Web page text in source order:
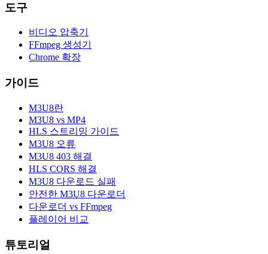
도구
비디오 압축기
FFmpeg 생성기
Chrome 확장
가이드
M3U8란
M3U8 vs MP4
HLS 스트리밍 가이드
M3U8 오류
M3U8 403 해결
HLS CORS 해결
M3U8 다운로드 실패
안전한 M3U8 다운로더
다운로더 vs FFmpeg
플레이어 비교
튜토리얼